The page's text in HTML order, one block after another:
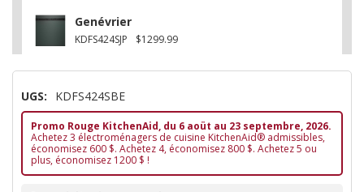
Genévrier
KDFS424SJP $1299.99
UGS: KDFS424SBE
Promo Rouge KitchenAid, du 6 aoüt au 23 septembre, 2026.
Achetez 3 électroménagers de cuisine KitchenAid® admissibles,
économisez 600 $. Achetez 4, économisez 800 $. Achetez 5 ou
plus, économisez 1200 $ !